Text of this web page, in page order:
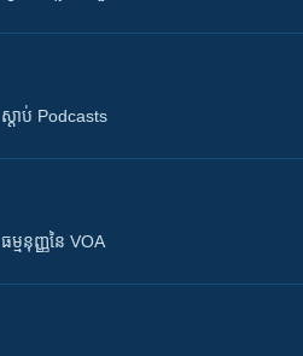
ស្តាប់ Podcasts
ធម្មនុញ្ញ​នៃ VOA